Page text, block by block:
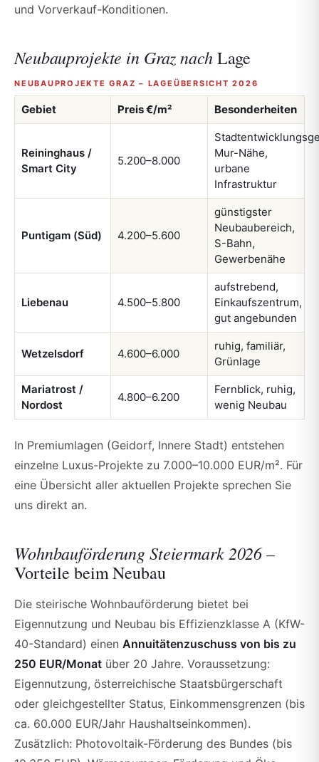
und Vorverkauf-Konditionen.
Neubauprojekte in Graz nachLage
NEUBAUPROJEKTE GRAZ – LAGEÜBERSICHT 2026
Gebiet Preis €/m² Besonderheiten
Reininghaus /
Smart City
5.200–8.000
Mur-Nähe,
urbane
Infrastruktur
Puntigam (Süd) 4.200–5.600
günstigster
Neubaubereich,
S-Bahn,
Gewerbenähe
Liebenau 4.500–5.800
aufstrebend,
Einkaufszentrum,
gut angebunden
Wetzelsdorf 4.600–6.000
ruhig, familiär,
Grünlage
Mariatrost /
Nordost
4.800–6.200
Fernblick, ruhig,
wenig Neubau
In Premiumlagen (Geidorf, Innere Stadt) entstehen
einzelne Luxus-Projekte zu 7.000–10.000 EUR/m². Für
eine Übersicht aller aktuellen Projekte sprechen Sie
uns direkt an.
Wohnbauförderung Steiermark 2026 –
Vorteile beim Neubau
Die steirische Wohnbauförderung bietet bei
Eigennutzung und Neubau bis Effizienzklasse A (KfW-
40-Standard) einen Annuitätenzuschuss von bis zu
250 EUR/Monat über 20 Jahre. Voraussetzung:
Eigennutzung, österreichische Staatsbürgerschaft
oder gleichgestellter Status, Einkommensgrenzen (bis
ca. 60.000 EUR/Jahr Haushaltseinkommen).
Zusätzlich: Photovoltaik-Förderung des Bundes (bis